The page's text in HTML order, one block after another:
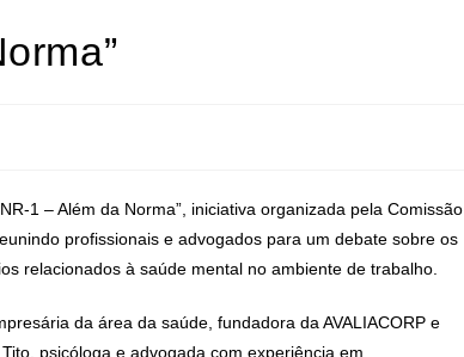
1 – Além da Norma”, iniciativa organizada pela Comissão
profissionais e advogados para um debate sobre os
relacionados à saúde mental no ambiente de trabalho.
da área da saúde, fundadora da AVALIACORP e
psicóloga e advogada com experiência em